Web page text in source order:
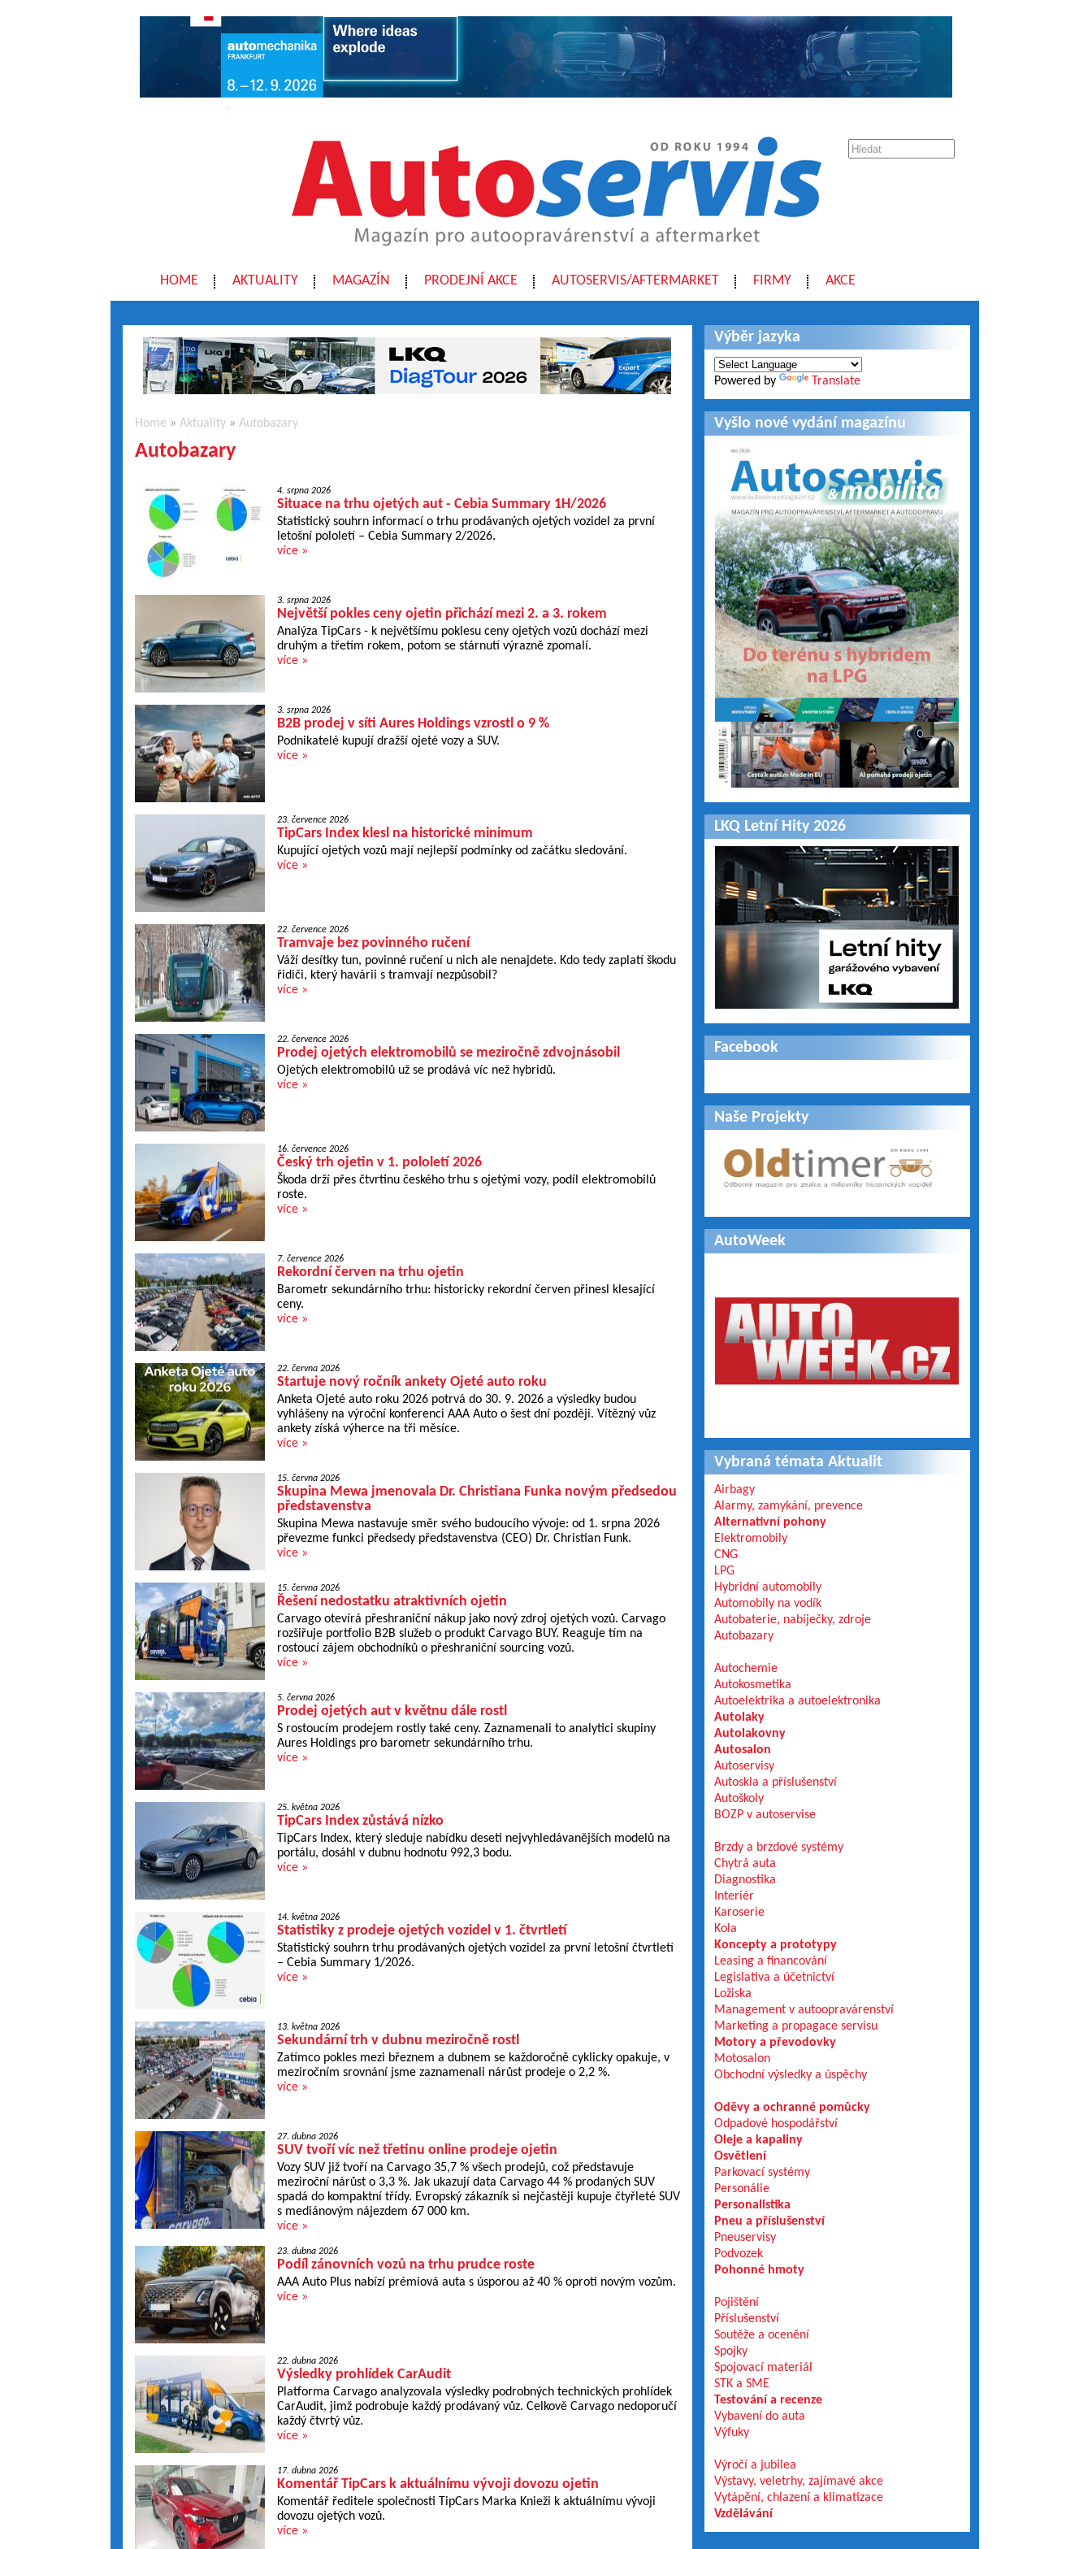
HOME AKTUALITY MAGAZÍN PRODEJNÍ AKCE AUTOSERVIS/AFTERMARKET FIRMY AKCE
Home » Aktuality» Autobazary
Autobazary
4. srpna 2026
Situace na trhu ojetých aut - Cebia Summary 1H/2026
Statistický souhrn informací o trhu prodávaných ojetých vozidel za první
letošní pololetí – Cebia Summary 2/2026.
více »
3. srpna 2026
Největší pokles ceny ojetin přichází mezi 2. a 3. rokem
Analýza TipCars - k největšímu poklesu ceny ojetých vozů dochází mezi
druhým a třetím rokem, potom se stárnutí výrazně zpomalí.
více »
3. srpna 2026
B2B prodej v síti Aures Holdings vzrostl o 9 %
Podnikatelé kupují dražší ojeté vozy a SUV.
více »
23. července 2026
TipCars Index klesl na historické minimum
Kupující ojetých vozů mají nejlepší podmínky od začátku sledování.
více »
22. července 2026
Tramvaje bez povinného ručení
Váží desítky tun, povinné ručení u nich ale nenajdete. Kdo tedy zaplatí škodu
řidiči, který havárii s tramvají nezpůsobil?
více »
22. července 2026
Prodej ojetých elektromobilů se meziročně zdvojnásobil
Ojetých elektromobilů už se prodává víc než hybridů.
více »
16. července 2026
Český trh ojetin v 1. pololetí 2026
Škoda drží přes čtvrtinu českého trhu s ojetými vozy, podíl elektromobilů
roste.
více »
7. července 2026
Rekordní červen na trhu ojetin
Barometr sekundárního trhu: historicky rekordní červen přinesl klesající
ceny.
více »
22. června 2026
Startuje nový ročník ankety Ojeté auto roku
Anketa Ojeté auto roku 2026 potrvá do 30. 9. 2026 a výsledky budou
vyhlášeny na výroční konferenci AAA Auto o šest dní později. Vítězný vůz
ankety získá výherce na tři měsíce.
více »
15. června 2026
Skupina Mewa jmenovala Dr. Christiana Funka novým předsedou
představenstva
Skupina Mewa nastavuje směr svého budoucího vývoje: od 1. srpna 2026
převezme funkci předsedy představenstva (CEO) Dr. Christian Funk.
více »
15. června 2026
Řešení nedostatku atraktivních ojetin
Carvago otevírá přeshraniční nákup jako nový zdroj ojetých vozů. Carvago
rozšiřuje portfolio B2B služeb o produkt Carvago BUY. Reaguje tím na
rostoucí zájem obchodníků o přeshraniční sourcing vozů.
více »
5. června 2026
Prodej ojetých aut v květnu dále rostl
S rostoucím prodejem rostly také ceny. Zaznamenali to analytici skupiny
Aures Holdings pro barometr sekundárního trhu.
více »
25. května 2026
TipCars Index zůstává nízko
TipCars Index, který sleduje nabídku deseti nejvyhledávanějších modelů na
portálu, dosáhl v dubnu hodnotu 992,3 bodu.
více »
14. května 2026
Statistiky z prodeje ojetých vozidel v 1. čtvrtletí
Statistický souhrn trhu prodávaných ojetých vozidel za první letošní čtvrtletí
– Cebia Summary 1/2026.
více »
13. května 2026
Sekundární trh v dubnu meziročně rostl
Zatímco pokles mezi březnem a dubnem se každoročně cyklicky opakuje, v
meziročním srovnání jsme zaznamenali nárůst prodeje o 2,2 %.
více »
27. dubna 2026
SUV tvoří víc než třetinu online prodeje ojetin
Vozy SUV již tvoří na Carvago 35,7 % všech prodejů, což představuje
meziroční nárůst o 3,3 %. Jak ukazují data Carvago 44 % prodaných SUV
spadá do kompaktní třídy. Evropský zákazník si nejčastěji kupuje čtyřleté SUV
s mediánovým nájezdem 67 000 km.
více »
23. dubna 2026
Podíl zánovních vozů na trhu prudce roste
AAA Auto Plus nabízí prémiová auta s úsporou až 40 % oproti novým vozům.
více »
22. dubna 2026
Výsledky prohlídek CarAudit
Platforma Carvago analyzovala výsledky podrobných technických prohlídek
CarAudit, jimž podrobuje každý prodávaný vůz. Celkově Carvago nedoporučí
každý čtvrtý vůz.
více »
17. dubna 2026
Komentář TipCars k aktuálnímu vývoji dovozu ojetin
Komentář ředitele společnosti TipCars Marka Knieži k aktuálnímu vývoji
dovozu ojetých vozů.
více »
Výběr jazyka
Powered by Translate
Vyšlo nové vydání magazínu
LKQ Letní Hity 2026
Facebook
Naše Projekty
AutoWeek
Vybraná témata Aktualit
Airbagy
Alarmy, zamykání, prevence
Alternativní pohony
Elektromobily
CNG
LPG
Hybridní automobily
Automobily na vodík
Autobaterie, nabíječky, zdroje
Autobazary
Autochemie
Autokosmetika
Autoelektrika a autoelektronika
Autolaky
Autolakovny
Autosalon
Autoservisy
Autoskla a příslušenství
Autoškoly
BOZP v autoservise
Brzdy a brzdové systémy
Chytrá auta
Diagnostika
Interiér
Karoserie
Kola
Koncepty a prototypy
Leasing a financování
Legislativa a účetnictví
Ložiska
Management v autoopravárenství
Marketing a propagace servisu
Motory a převodovky
Motosalon
Obchodní výsledky a úspěchy
Oděvy a ochranné pomůcky
Odpadové hospodářství
Oleje a kapaliny
Osvětlení
Parkovací systémy
Personálie
Personalistika
Pneu a příslušenství
Pneuservisy
Podvozek
Pohonné hmoty
Pojištění
Příslušenství
Soutěže a ocenění
Spojky
Spojovací materiál
STK a SME
Testování a recenze
Vybavení do auta
Výfuky
Výročí a jubilea
Výstavy, veletrhy, zajímavé akce
Vytápění, chlazení a klimatizace
Vzdělávání